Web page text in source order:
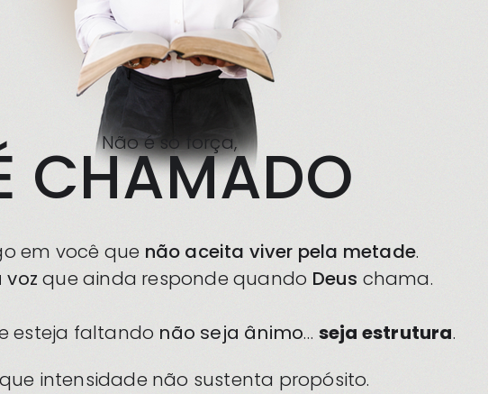
Não é só força,
CHAMADO
em você que não aceita viver pela metade.
voz que ainda responde quando Deus chama.
esteja faltando não seja ânimo… seja estrutura.
intensidade não sustenta propósito.